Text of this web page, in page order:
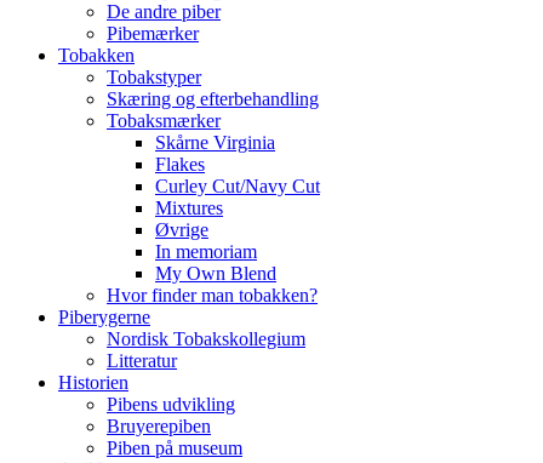
De andre piber
Pibemærker
Tobakken
Tobakstyper
Skæring og efterbehandling
Tobaksmærker
Skårne Virginia
Flakes
Curley Cut/Navy Cut
Mixtures
Øvrige
In memoriam
My Own Blend
Hvor finder man tobakken?
Piberygerne
Nordisk Tobakskollegium
Litteratur
Historien
Pibens udvikling
Bruyerepiben
Piben på museum